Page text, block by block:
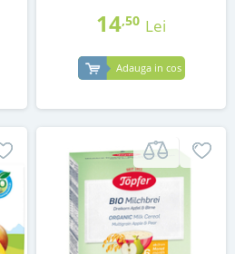
14,50 Lei
Adauga in cos